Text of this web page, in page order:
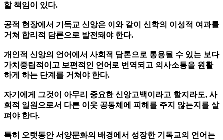
할 책임이 있다.
공적 현장에서 기독교 신앙은 이와 같이 신학의 이성적 여과를
거쳐 합리적 담론으로 발전돼야 한다.
개인적 신앙의 언어에서 사회적 담론으로 통용될 수 있는 보다
가치중립적이고 보편적인 언어로 번역되고 의사소통을 원활
하게 하는 단계를 거쳐야 한다.
자기에게 그것이 아무리 중요한 신앙고백이라고 할지라도, 사
회적 일원으로서 다른 이웃 공동체에 피해를 주지 않는지를 살
펴야 한다.
특히 오랫동안 서양문화의 배경에서 성장한 기독교의 언어는